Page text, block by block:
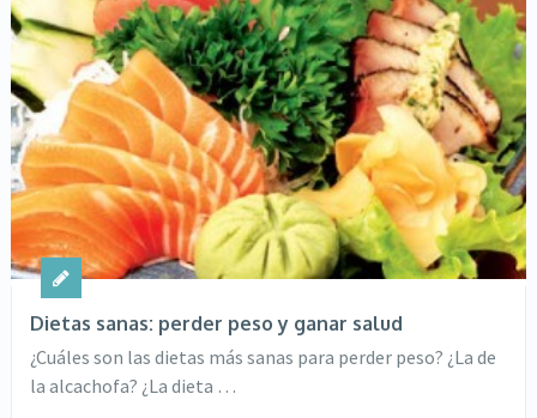
Dietas sanas: perder peso y ganar salud
¿Cuáles son las dietas más sanas para perder peso? ¿La de
la alcachofa? ¿La dieta …